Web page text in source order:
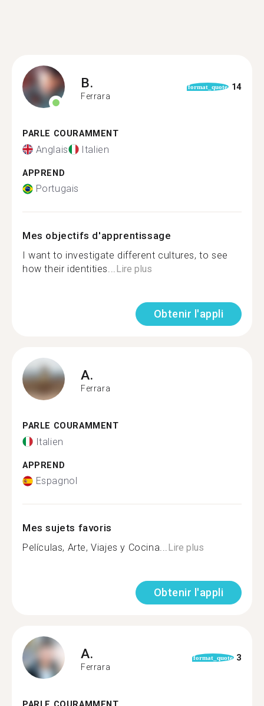
B.
Ferrara
format_quote 14
PARLE COURAMMENT
Anglais Italien
APPREND
Portugais
Mes objectifs d'apprentissage
I want to investigate different cultures, to see
how their identities...Lire plus
Obtenir l'appli
A.
Ferrara
PARLE COURAMMENT
Italien
APPREND
Espagnol
Mes sujets favoris
Películas, Arte, Viajes y Cocina...Lire plus
Obtenir l'appli
A.
Ferrara
format_quote 3